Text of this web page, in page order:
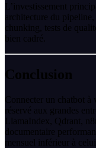
L’investissement
architecture du
chunking, tests de
bien cadré.
Conclusion
Connecter un chatbot à
réservé aux grandes
LlamaIndex, Qdrant,
documentaire
mensuel inférieur à